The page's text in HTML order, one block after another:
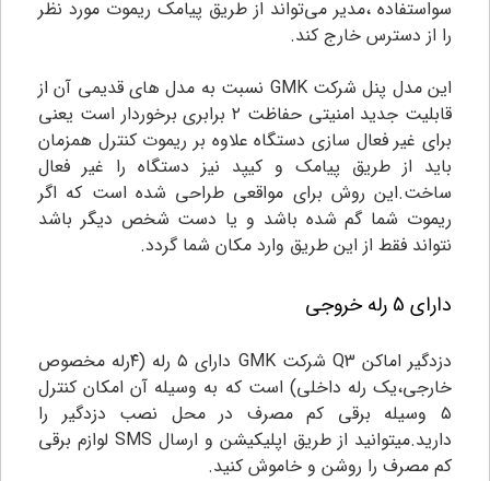
سواستفاده ،مدیر می‌تواند از طریق پیامک ریموت مورد نظر
را از دسترس خارج کند.
این مدل پنل شرکت GMK نسبت به مدل های قدیمی آن از
قابلیت جدید امنیتی حفاظت ۲ برابری برخوردار است یعنی
برای غیر فعال سازی دستگاه علاوه بر ریموت کنترل همزمان
باید از طریق پیامک و کیپد نیز دستگاه را غیر فعال
ساخت.این روش برای مواقعی طراحی شده است که اگر
ریموت شما گم شده باشد و یا دست شخص دیگر باشد
نتواند فقط از این طریق وارد مکان شما گردد.
دارای 5 رله خروجی
دزدگیر اماکن Q3 شرکت GMK دارای ۵ رله (۴رله مخصوص
خارجی،یک رله داخلی) است که به وسیله آن امکان کنترل
۵ وسیله برقی کم مصرف در محل نصب دزدگیر را
دارید.میتوانید از طریق اپلیکیشن و ارسال SMS لوازم برقی
کم مصرف را روشن و خاموش کنید.